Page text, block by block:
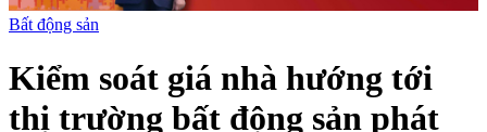
Bất động sản
Kiểm soát giá nhà hướng tới
thị trường bất động sản phát